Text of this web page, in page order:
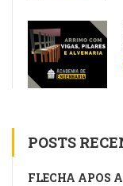
POSTS
FLECHA APÓS